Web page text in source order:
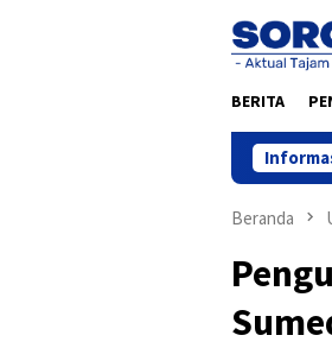
BERITA
Beranda